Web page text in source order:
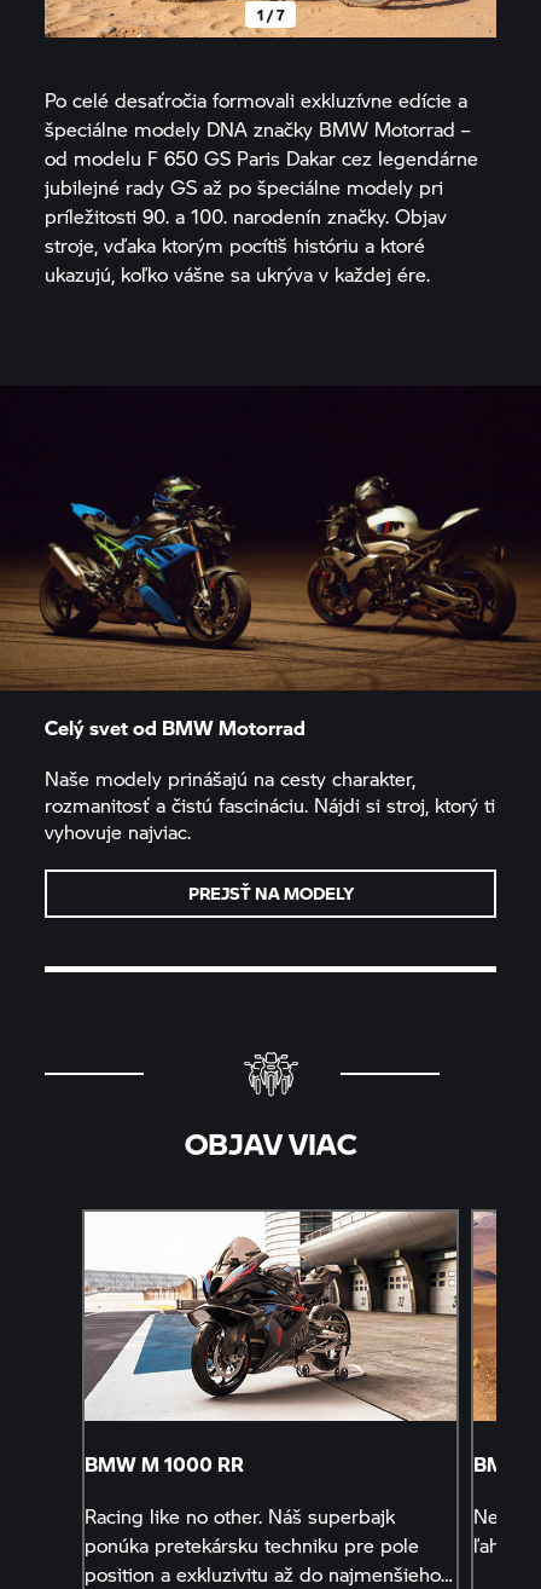
1 / 7
Po celé desaťročia formovali exkluzívne edície a
špeciálne modely DNA značky BMW Motorrad –
od modelu F 650 GS Paris Dakar cez legendárne
jubilejné rady GS až po špeciálne modely pri
príležitosti 90. a 100. narodenín značky. Objav
stroje, vďaka ktorým pocítiš históriu a ktoré
ukazujú, koľko vášne sa ukrýva v každej ére.
Celý svet od BMW Motorrad
Naše modely prinášajú na cesty charakter,
rozmanitosť a čistú fascináciu. Nájdi si stroj, ktorý ti
vyhovuje najviac.
PREJSŤ NA MODELY
OBJAV VIAC
BMW M1000 RR
Racing like no other. Náš superbajk
ponúka pretekársku techniku pre pole
position a exkluzivitu až do najmenšieho
BMW
ľahký